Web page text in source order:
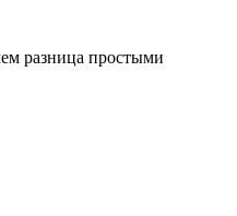
разница простыми